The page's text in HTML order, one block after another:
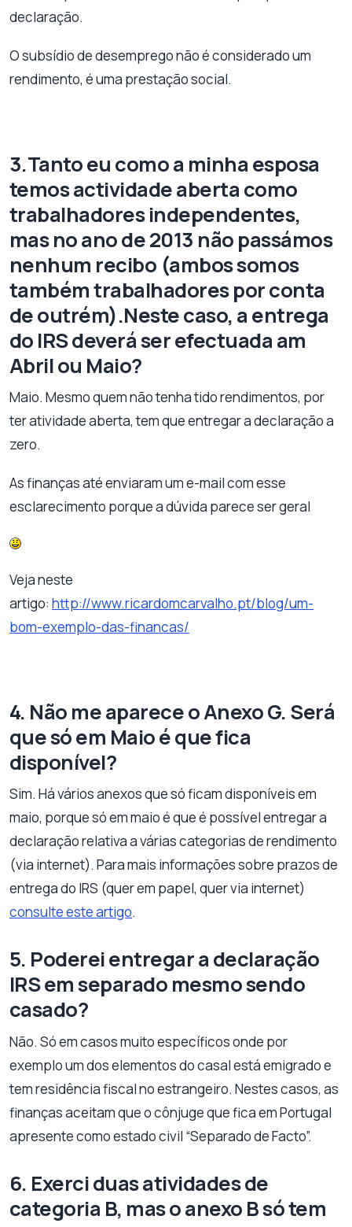
declaração.
O subsídio de desemprego não é considerado um
rendimento, é uma prestação social.
3.Tanto eu como a minha esposa
temos actividade aberta como
trabalhadores independentes,
mas no ano de 2013 não passámos
nenhum recibo (ambos somos
também trabalhadores por conta
de outrém).Neste caso, a entrega
do IRS deverá ser efectuada am
Abril ou Maio?
Maio. Mesmo quem não tenha tido rendimentos, por
ter atividade aberta, tem que entregar a declaração a
zero.
As finanças até enviaram um e-mail com esse
esclarecimento porque a dúvida parece ser geral
Veja neste
artigo: http://www.ricardomcarvalho.pt/blog/um-
bom-exemplo-das-financas/
4. Não me aparece o Anexo G. Será
que só em Maio é que fica
disponível?
Sim. Há vários anexos que só ficam disponíveis em
maio, porque só em maio é que é possível entregar a
declaração relativa a várias categorias de rendimento
(via internet). Para mais informações sobre prazos de
entrega do IRS (quer em papel, quer via internet)
consulte este artigo.
5. Poderei entregar a declaração
IRS em separado mesmo sendo
casado?
Não. Só em casos muito específicos onde por
exemplo um dos elementos do casal está emigrado e
tem residência fiscal no estrangeiro. Nestes casos, as
finanças aceitam que o cônjuge que fica em Portugal
apresente como estado civil “Separado de Facto”.
6. Exerci duas atividades de
categoria B, mas o anexo B só tem